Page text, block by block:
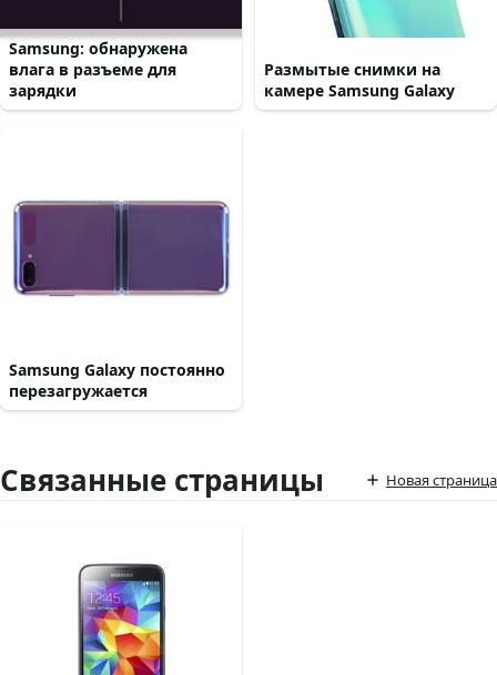
Samsung: обнаружена
влага в разъеме для
зарядки
Размытые снимки на
камере Samsung Galaxy
Samsung Galaxy постоянно
перезагружается
Связанные страницы Новая страница